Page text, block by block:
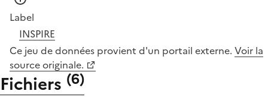
Label
INSPIRE
Ce jeu de données provient d'un portail externe. Voir la
source originale.
Fichiers (6)